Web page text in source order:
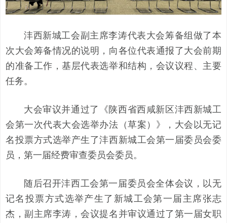
沣西新城工会副主席李涛代表大会筹备组做了本
次大会筹备情况的说明，向各位代表通报了大会前期
的准备工作，基层代表选举和结构，会议议程、主要
任务。
大会审议并通过了《陕西省西咸新区沣西新城工
会第一次代表大会选举办法（草案）》，大会以无记
名投票方式选举产生了沣西新城工会第一届委员会委
员，第一届经费审查委员会委员。
随后召开沣西工会第一届委员会全体会议，以无
记名投票方式选举产生了新城工会第一届主席张志
杰，副主席李涛，会议提名并审议通过了第一届女职